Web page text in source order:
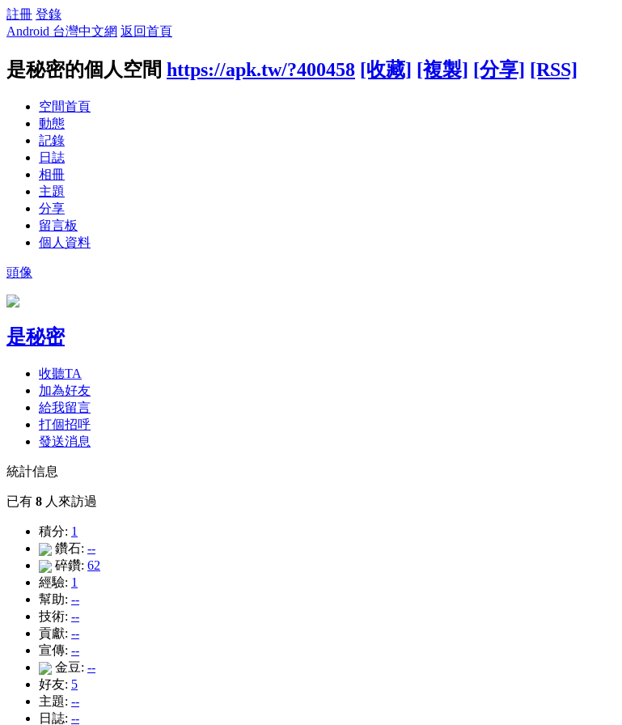
註冊 登錄
Android 台灣中文網 返回首頁
是秘密的個人空間 https://apk.tw/?400458 [收藏] [複製] [分享] [RSS]
空間首頁
動態
記錄
日誌
相冊
主題
分享
留言板
個人資料
頭像
是秘密
收聽TA
加為好友
給我留言
打個招呼
發送消息
統計信息
已有 8 人來訪過
積分: 1
鑽石: --
碎鑽: 62
經驗: 1
幫助: --
技術: --
貢獻: --
宣傳: --
金豆: --
好友: 5
主題: --
日誌: --